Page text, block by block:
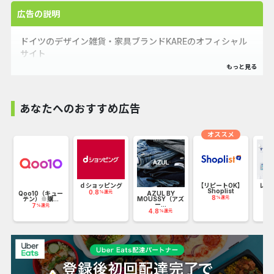
広告の説明
ドイツのデザイン雑貨・家具ブランドKAREのオフィシャル
サイト
1年間に2000アイテムの新作を発表するデザインレーベル。
カレ公式オンラインストアは、世界60か国・250店舗以上で
ドイツ・ミュンヘン発祥のデザイン家具・雑貨ブランド
「KARE（カレ）」の日本正規代理店です。
東京・大阪・福岡に5店舗を展開しており、スタンダードか
らトレンドスタイルまでクレイジーな解釈を交えながら、ユ
ーモア溢れるインテリアアイテムを豊富に品揃え。
あなたへのおすすめ広告
Qoo10（キュー
テン）※購...
7 %還元
ｄショッピング
0.8 %還元 AZUL BY
MOUSSY（アズ
ー...
4.8 %還元
【リピートOK】
Shoplist
8 %還元
オススメ
レン